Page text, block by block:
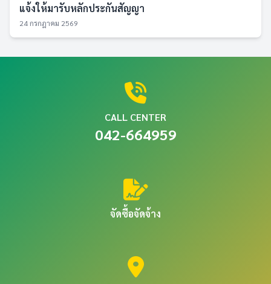
แจ้งให้มารับหลักประกันสัญญา
24 กรกฎาคม 2569
CALL CENTER
042-664959
จัดซื้อจัดจ้าง